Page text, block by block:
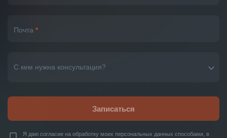
Почта *
С кем нужна консультация?
Записаться
Я даю согласие на обработку моих персональных данных способами, в